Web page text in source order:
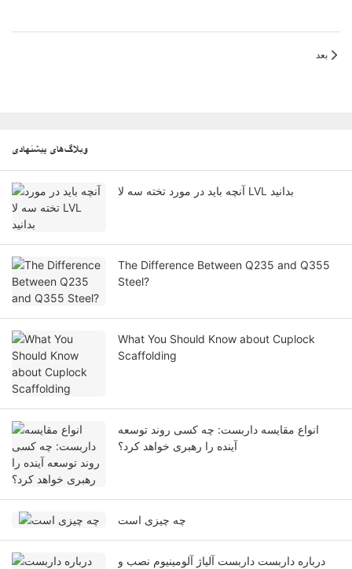
بعد
وبلاگ‌های پیشنهادی
آنچه باید در مورد تخته سه لا LVL بدانید
The Difference Between Q235 and Q355
Steel?
What You Should Know about Cuplock
Scaffolding
انواع مقایسه داربست: چه کسی روند توسعه
آینده را رهبری خواهد کرد؟
چه چیزی است
درباره داربست داربست آلیاژ آلومینیوم نصب و